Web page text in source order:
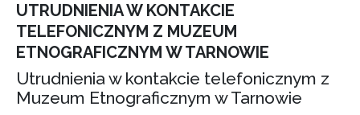
UTRUDNIENIA W KONTAKCIE
TELEFONICZNYM Z MUZEUM
ETNOGRAFICZNYM W TARNOWIE
Utrudnienia w kontakcie telefonicznym z
Muzeum Etnograficznym w Tarnowie